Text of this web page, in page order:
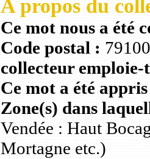
A propos du
Ce mot nous a été
Code postal :
collecteur
Ce mot a été
Zone(s) dans
Vendée : Haut
Mortagne etc.)